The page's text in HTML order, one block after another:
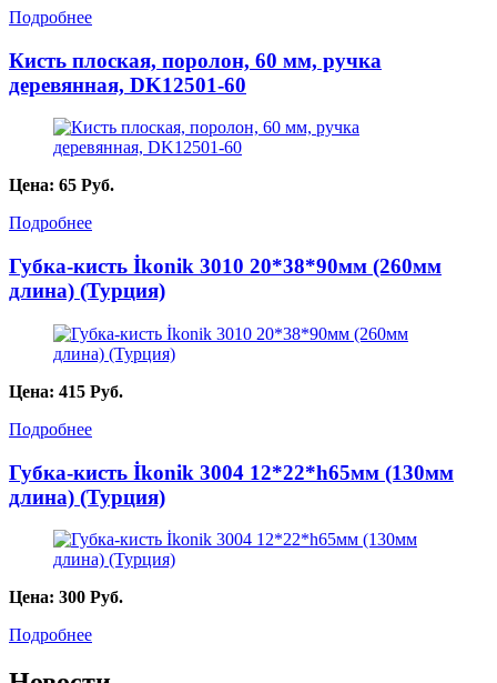
Подробнее
Кисть плоская, поролон, 60 мм, ручка
деревянная, DK12501-60
Цена: 65 Руб.
Подробнее
Губка-кисть İkonik 3010 20*38*90мм (260мм
длина) (Турция)
Цена: 415 Руб.
Подробнее
Губка-кисть İkonik 3004 12*22*h65мм (130мм
длина) (Турция)
Цена: 300 Руб.
Подробнее